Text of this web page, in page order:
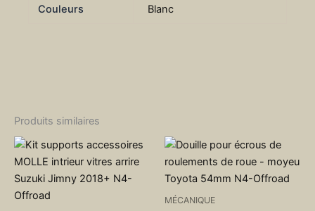
Couleurs Blanc
Produits similaires
MÉCANIQUE